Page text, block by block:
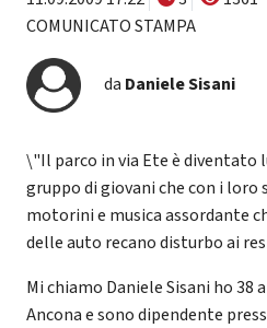
COMUNICATO STAMPA
da Daniele Sisani
\"Il parco in via Ete è diventato
gruppo di giovani che con i
motorini e musica assordante
delle auto recano disturbo ai
Mi chiamo Daniele Sisani ho 38
Ancona e sono dipendente